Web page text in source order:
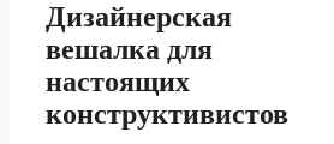
Дизайнерская
вешалка для
настоящих
конструктивистов